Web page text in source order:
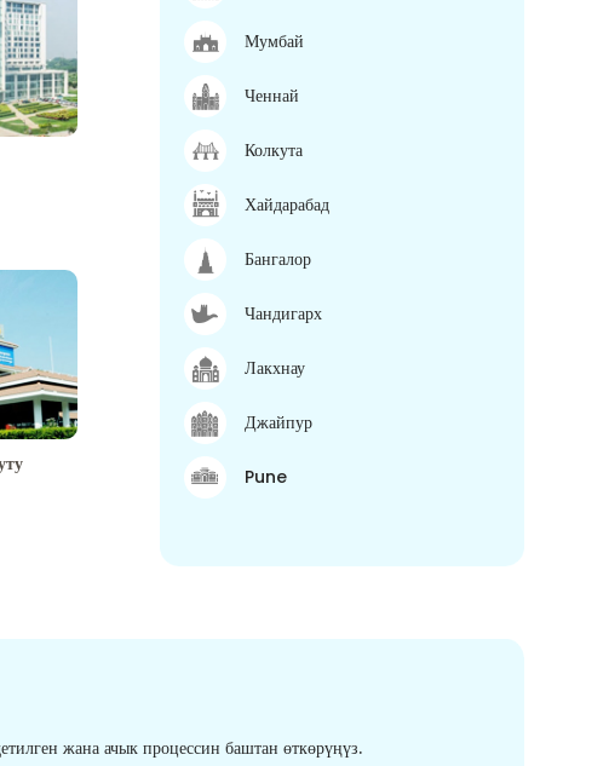
Мумбай
Ченнай
Колкута
Хайдарабад
Бангалор
Чандигарх
Лакхнау
Джайпур
Pune
жана ачык процессин баштан өткөрүңүз.